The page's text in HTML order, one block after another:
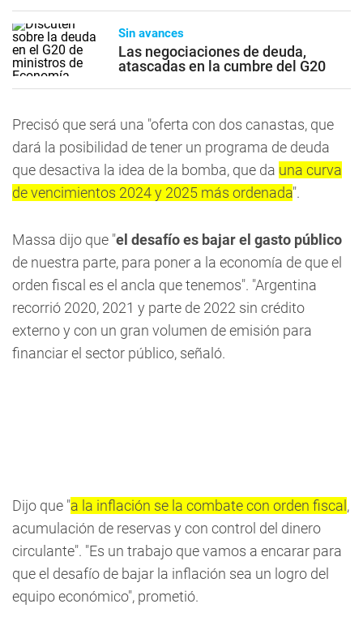
Sin avances
Las negociaciones de deuda,
atascadas en la cumbre del G20
Precisó que será una "oferta con dos canastas, que
dará la posibilidad de tener un programa de deuda
que desactiva la idea de la bomba, que da una curva
de vencimientos 2024 y 2025 más ordenada".
Massa dijo que "el desafío es bajar el gasto público
de nuestra parte, para poner a la economía de que el
orden fiscal es el ancla que tenemos". "Argentina
recorrió 2020, 2021 y parte de 2022 sin crédito
externo y con un gran volumen de emisión para
financiar el sector público, señaló.
Dijo que "a la inflación se la combate con orden fiscal ,
acumulación de reservas y con control del dinero
circulante". "Es un trabajo que vamos a encarar para
que el desafío de bajar la inflación sea un logro del
equipo económico", prometió.